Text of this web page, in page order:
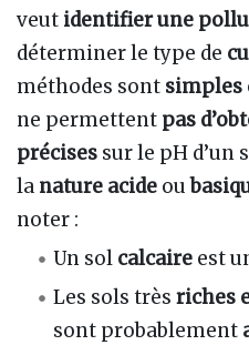
veut identifier une
déterminer le type de
méthodes sont simples
ne permettent pas
précises sur le pH d’un
la nature acide ou
noter :
Un sol calcaire est
Les sols trèsriches
sont probablement